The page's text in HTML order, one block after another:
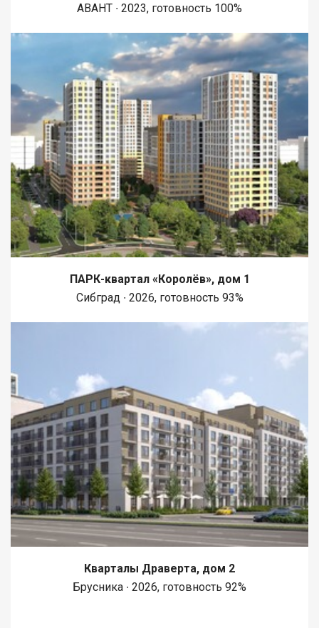
АВАНТ ∙ 2023, готовность 100%
ПАРК-квартал «Королёв», дом 1
Сибград ∙ 2026, готовность 93%
Кварталы Драверта, дом 2
Брусника ∙ 2026, готовность 92%